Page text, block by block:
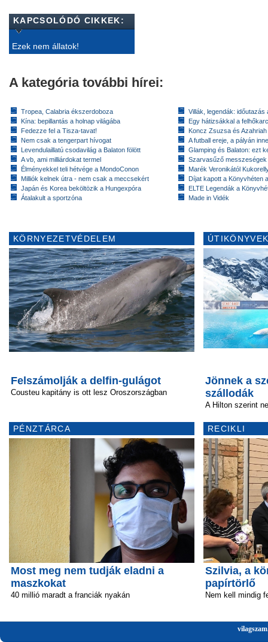
KAPCSOLÓDÓ CIKKEK:
Ezek nem állatok!
A kategória további hírei:
Tropea, Calabria ékszerdoboza
Kína: bepillantás a holnap világába
Fedezze fel a Tisza-tavat!
Nem csak a tengerpart hívogat
Levendulaillatú csodavilág a Balaton fölött
A vb, ami milliárdokat termel
Élményekkel teli hétvége a MondoConon
Milliók kelnek útra - nem csak a meccsekért
Japán és Korea beköltözik a Hungexpóra
Átalakult a sportzóna
Villák, legendák: időutazás
Egy hátizsákkal a
Koncz Zsuzsa és
A futball ereje, a pályán
Glamping és Balaton: ezt
Szarvasűző messzeségek
Marék Veronikától
Díjat kapott a Könyvhéten
ELTE Legendák a
Made in Vidék
KÖRNYEZETVÉDELEM
Felszámolják a delfin-gulágot
Cousteu kapitány is ott lesz Oroszországban
PÉNZTÁRCA
Most meg nem tudják eladni a
maszkokat
40 millió maradt a franciák nyakán
Jönnek a
szállodák
A Hilton szerint
RECIKLI
Szilvia, a
papírtörlő
Nem kell mindig